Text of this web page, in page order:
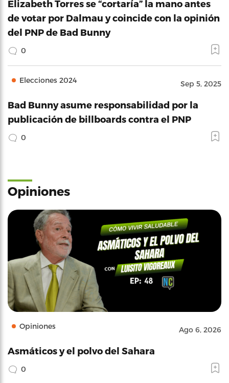
Elizabeth Torres se “cortaría” la mano antes
de votar por Dalmau y coincide con la opinión
del PNP de Bad Bunny
0
Elecciones 2024 Sep 5, 2025
Bad Bunny asume responsabilidad por la
publicación de billboards contra el PNP
0
Opiniones
Opiniones Ago 6, 2026
Asmáticos y el polvo del Sahara
0